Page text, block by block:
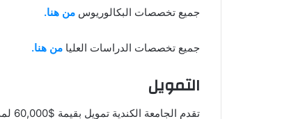
جميع تخصصات البكالوريوس من هنا.
جميع تخصصات الدراسات العليا من هنا.
التمويل